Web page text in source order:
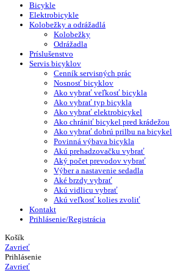
Bicykle
Elektrobicykle
Kolobežky a odrážadlá
Kolobežky
Odrážadla
Príslušenstvo
Servis bicyklov
Cenník servisných prác
Nosnosť bicyklov
Ako vybrať veľkosť bicykla
Ako vybrať typ bicykla
Ako vybrať elektrobicykel
Ako chrániť bicykel pred krádežou
Ako vybrať dobrú prilbu na bicykel
Povinná výbava bicykla
Akú prehadzovačku vybrať
Aký počet prevodov vybrať
Výber a nastavenie sedadla
Aké brzdy vybrať
Akú vidlicu vybrať
Akú veľkosť kolies zvoliť
Kontakt
Prihlásenie/Registrácia
Košík
Zavrieť
Prihlásenie
Zavrieť